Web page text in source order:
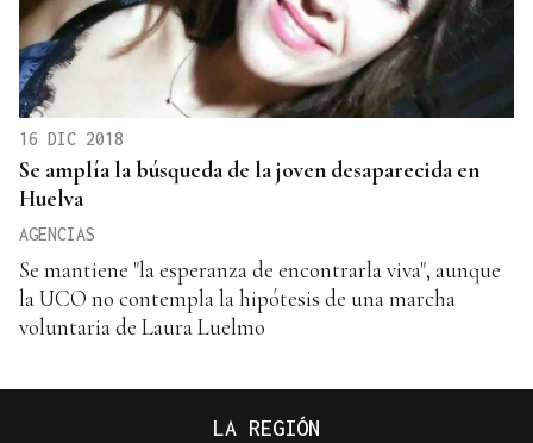
16 DIC 2018
Se amplía la búsqueda de la joven desaparecida en
Huelva
AGENCIAS
Se mantiene "la esperanza de encontrarla viva", aunque
la UCO no contempla la hipótesis de una marcha
voluntaria de Laura Luelmo
LA REGIÓN